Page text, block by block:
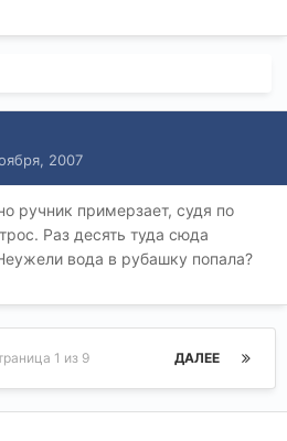
2007
ручник примерзает, судя по
Раз десять туда сюда
вода в рубашку попала?
ДАЛЕЕ
1 из 9